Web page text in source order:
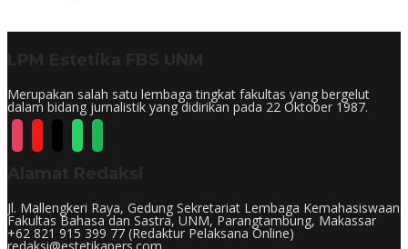
Merupakan salah satu lembaga tingkat fakultas yang bergelut
dalam bidang jurnalistik yang didirikan pada 22 Oktober 1987.
Jl. Mallengkeri Raya, Gedung Sekretariat Lembaga Kemahasiswaan
Fakultas Bahasa dan Sastra, UNM, Parangtambung, Makassar
+62 821 915 399 77 (Redaktur Pelaksana Online)